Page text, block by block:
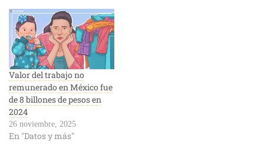
Valor del trabajo no
remunerado en México fue
de 8 billones de pesos en
2024
26 noviembre, 2025
En "Datos y más"